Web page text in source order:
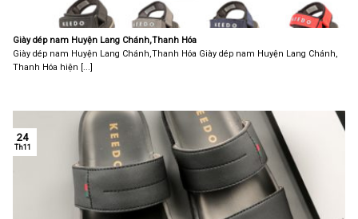
Giày dép nam Huyện Lang Chánh,Thanh Hóa
Giày dép nam Huyện Lang Chánh,Thanh Hóa Giày dép nam Huyện Lang Chánh,
Thanh Hóa hiện [...]
24
Th11